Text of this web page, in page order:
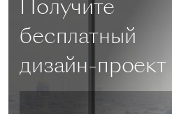
Получите
бесплатный
дизайн-проект